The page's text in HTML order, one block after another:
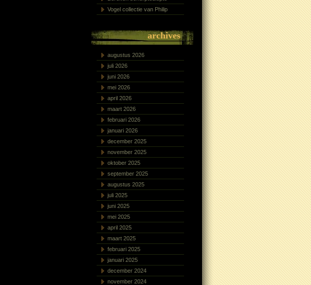
Vogel collectie van Philip
archives
augustus 2026
juli 2026
juni 2026
mei 2026
april 2026
maart 2026
februari 2026
januari 2026
december 2025
november 2025
oktober 2025
september 2025
augustus 2025
juli 2025
juni 2025
mei 2025
april 2025
maart 2025
februari 2025
januari 2025
december 2024
november 2024